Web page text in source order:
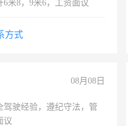
6米8，9米6，工资面议
方式
08月08日
驾驶经验，遵纪守法，管
议